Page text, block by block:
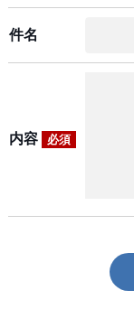
件名
内容 必須